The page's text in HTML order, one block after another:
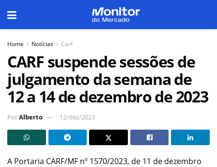
Home Notícias Carf
CARF suspende sessões de
julgamento da semana de
12 a 14 de dezembro de 2023
PorAlberto 12/dez/2023
A Portaria CARF/MF nº 1570/2023, de 11 de dezembro